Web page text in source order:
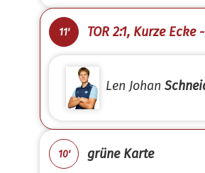
11' TOR 2:1, Kurze Ecke
Len Johan
10' grüne Karte